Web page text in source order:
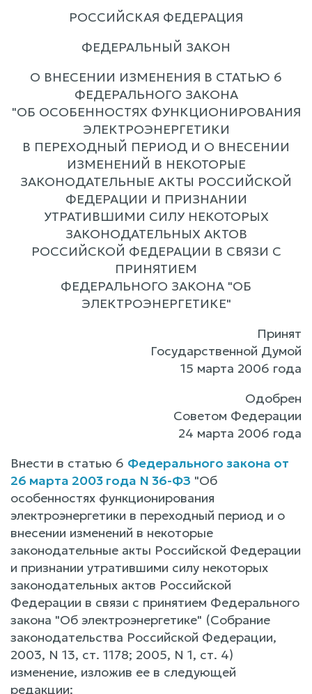
РОССИЙСКАЯ ФЕДЕРАЦИЯ
ФЕДЕРАЛЬНЫЙ ЗАКОН
О ВНЕСЕНИИ ИЗМЕНЕНИЯ В СТАТЬЮ 6
ФЕДЕРАЛЬНОГО ЗАКОНА
"ОБ ОСОБЕННОСТЯХ ФУНКЦИОНИРОВАНИЯ
ЭЛЕКТРОЭНЕРГЕТИКИ
В ПЕРЕХОДНЫЙ ПЕРИОД И О ВНЕСЕНИИ
ИЗМЕНЕНИЙ В НЕКОТОРЫЕ
ЗАКОНОДАТЕЛЬНЫЕ АКТЫ РОССИЙСКОЙ
ФЕДЕРАЦИИ И ПРИЗНАНИИ
УТРАТИВШИМИ СИЛУ НЕКОТОРЫХ
ЗАКОНОДАТЕЛЬНЫХ АКТОВ
РОССИЙСКОЙ ФЕДЕРАЦИИ В СВЯЗИ С
ПРИНЯТИЕМ
ФЕДЕРАЛЬНОГО ЗАКОНА "ОБ
ЭЛЕКТРОЭНЕРГЕТИКЕ"
Принят
Государственной Думой
15 марта 2006 года
Одобрен
Советом Федерации
24 марта 2006 года
Внести в статью 6 Федерального закона от
26 марта 2003 года N 36-ФЗ "Об
особенностях функционирования
электроэнергетики в переходный период и о
внесении изменений в некоторые
законодательные акты Российской Федерации
и признании утратившими силу некоторых
законодательных актов Российской
Федерации в связи с принятием Федерального
закона "Об электроэнергетике" (Собрание
законодательства Российской Федерации,
2003, N 13, ст. 1178; 2005, N 1, ст. 4)
изменение, изложив ее в следующей
редакции: